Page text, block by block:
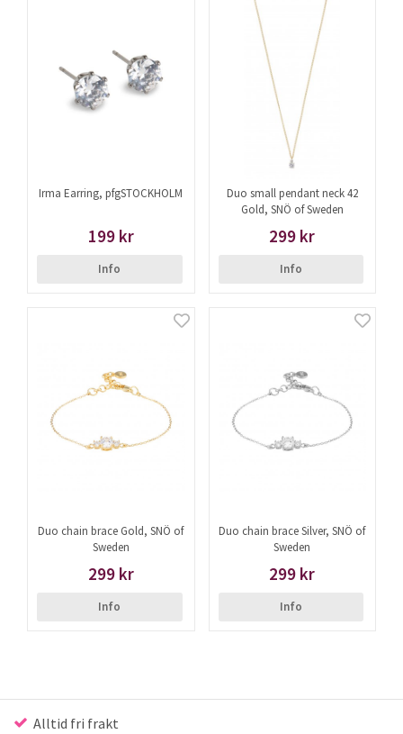
Irma Earring, pfgSTOCKHOLM
199 kr
Info
Duo small pendant neck 42
Gold, SNÖ of Sweden
299 kr
Info
Duo chain brace Gold, SNÖ of
Sweden
299 kr
Info
Duo chain brace Silver, SNÖ of
Sweden
299 kr
Info
Alltid fri frakt